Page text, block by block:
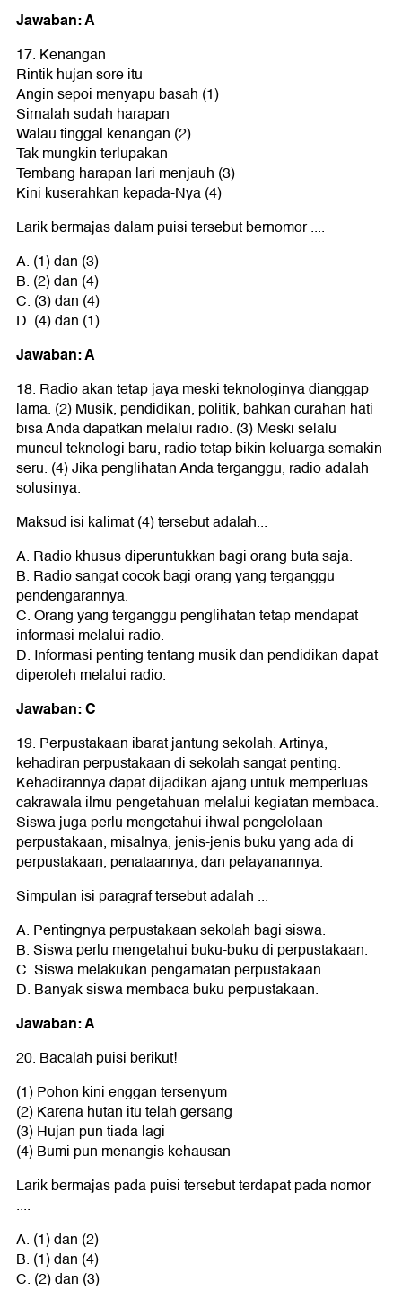
Jawaban: A
17. Kenangan
Rintik hujan sore itu
Angin sepoi menyapu basah (1)
Sirnalah sudah harapan
Walau tinggal kenangan (2)
Tak mungkin terlupakan
Tembang harapan lari menjauh (3)
Kini kuserahkan kepada-Nya (4)
Larik bermajas dalam puisi tersebut bernomor ....
A. (1) dan (3)
B. (2) dan (4)
C. (3) dan (4)
D. (4) dan (1)
Jawaban: A
18. Radio akan tetap jaya meski teknologinya dianggap
lama. (2) Musik, pendidikan, politik, bahkan curahan hati
bisa Anda dapatkan melalui radio. (3) Meski selalu
muncul teknologi baru, radio tetap bikin keluarga semakin
seru. (4) Jika penglihatan Anda terganggu, radio adalah
solusinya.
Maksud isi kalimat (4) tersebut adalah...
A. Radio khusus diperuntukkan bagi orang buta saja.
B. Radio sangat cocok bagi orang yang terganggu
pendengarannya.
C. Orang yang terganggu penglihatan tetap mendapat
informasi melalui radio.
D. Informasi penting tentang musik dan pendidikan dapat
diperoleh melalui radio.
Jawaban: C
19. Perpustakaan ibarat jantung sekolah. Artinya,
kehadiran perpustakaan di sekolah sangat penting.
Kehadirannya dapat dijadikan ajang untuk memperluas
cakrawala ilmu pengetahuan melalui kegiatan membaca.
Siswa juga perlu mengetahui ihwal pengelolaan
perpustakaan, misalnya, jenis-jenis buku yang ada di
perpustakaan, penataannya, dan pelayanannya.
Simpulan isi paragraf tersebut adalah ...
A. Pentingnya perpustakaan sekolah bagi siswa.
B. Siswa perlu mengetahui buku-buku di perpustakaan.
C. Siswa melakukan pengamatan perpustakaan.
D. Banyak siswa membaca buku perpustakaan.
Jawaban: A
20. Bacalah puisi berikut!
(1) Pohon kini enggan tersenyum
(2) Karena hutan itu telah gersang
(3) Hujan pun tiada lagi
(4) Bumi pun menangis kehausan
Larik bermajas pada puisi tersebut terdapat pada nomor
....
A. (1) dan (2)
B. (1) dan (4)
C. (2) dan (3)